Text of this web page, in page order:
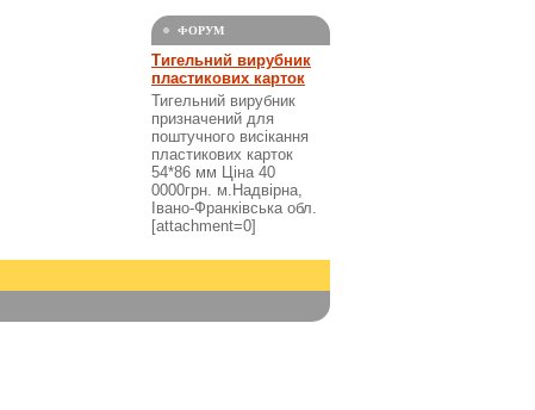
ФОРУМ
Тигельний вирубник
пластикових карток
Тигельний вирубник
призначений для
поштучного висікання
пластикових карток
54*86 мм Ціна 40
0000грн. м.Надвірна,
Івано-Франківська обл.
[attachment=0]